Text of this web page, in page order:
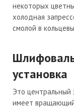
некоторых
холодная
смолой в
установка
Это центральный
имеет